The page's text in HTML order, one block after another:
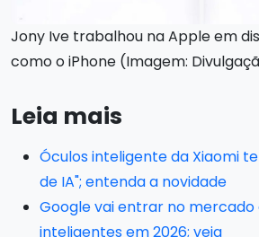
Jony Ive trabalhou na Apple em
como o iPhone (Imagem:
Leia mais
Óculos inteligente da Xiaomi
de IA"; entenda a novidade
Google vai entrar no mercado
inteligentes em 2026; veja